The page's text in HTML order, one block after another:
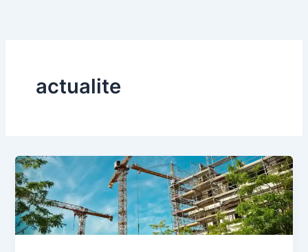
actualite